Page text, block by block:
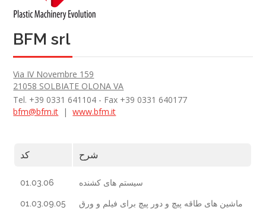
BFM srl
Via IV Novembre 159
21058 SOLBIATE OLONA VA
Tel. +39 0331 641104 - Fax +39 0331 640177
bfm@bfm.it |www.bfm.it
کد شرح
01.03.06 سیستم های کشنده
01.03.09.05 ماشین های طاقه پیچ و دور پیچ برای فیلم و ورق